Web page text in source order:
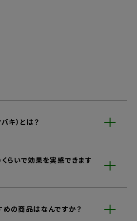
キ）とは？
らいで効果を実感できます
の商品はなんですか？